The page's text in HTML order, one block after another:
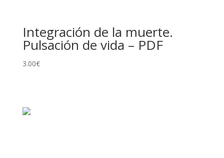
Integración de la muerte.
Pulsación de vida – PDF
3.00€